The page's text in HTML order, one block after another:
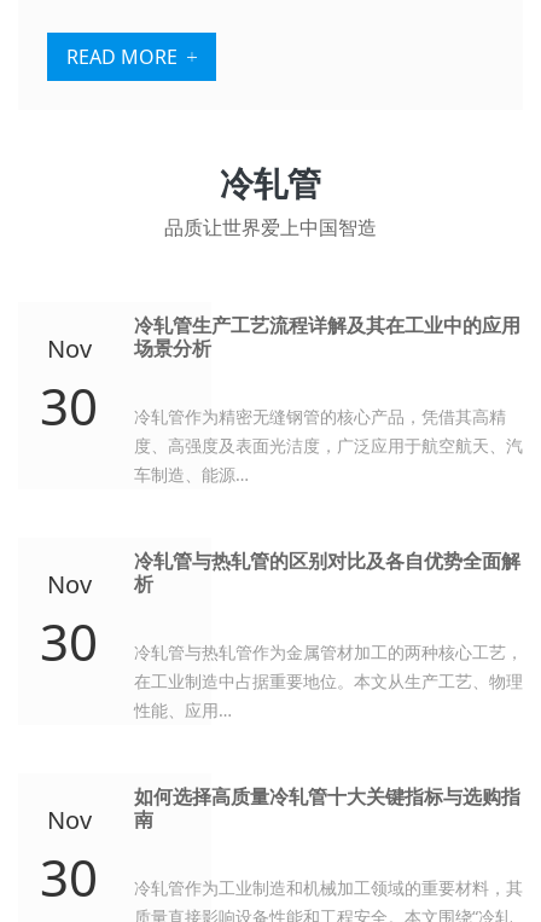
READ MORE
冷轧管
品质让世界爱上中国智造
Nov
30
冷轧管生产工艺流程详解及其在工业中的应用
场景分析
冷轧管作为精密无缝钢管的核心产品，凭借其高精
度、高强度及表面光洁度，广泛应用于航空航天、汽
车制造、能源…
Nov
30
冷轧管与热轧管的区别对比及各自优势全面解
析
冷轧管与热轧管作为金属管材加工的两种核心工艺，
在工业制造中占据重要地位。本文从生产工艺、物理
性能、应用…
Nov
30
如何选择高质量冷轧管十大关键指标与选购指
南
冷轧管作为工业制造和机械加工领域的重要材料，其
质量直接影响设备性能和工程安全。本文围绕“冷轧